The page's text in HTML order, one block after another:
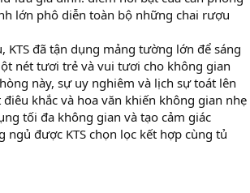
lớn phô diễn toàn bộ những chai rượu
đã tận dụng mảng tường lớn để sáng
nét tươi trẻ và vui tươi cho không gian
này, sự uy nghiêm và lịch sự toát lên
khắc và hoa văn khiến không gian nhẹ
tối đa không gian và tạo cảm giác
được KTS chọn lọc kết hợp cùng tủ